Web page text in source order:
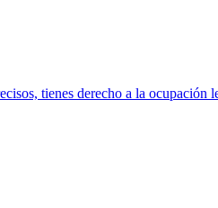
tienes derecho a la ocupación